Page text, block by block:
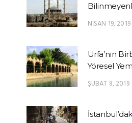
NISAN 19, 2019
Urfa’nın
Yöresel
ŞUBAT 8, 2019